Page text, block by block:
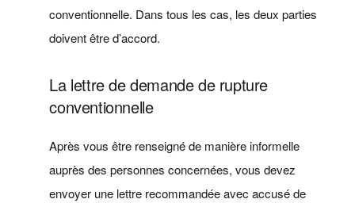
conventionnelle. Dans tous les cas, les deux parties
doivent être d’accord.
La lettre de demande de rupture
conventionnelle
Après vous être renseigné de manière informelle
auprès des personnes concernées, vous devez
envoyer une lettre recommandée avec accusé de